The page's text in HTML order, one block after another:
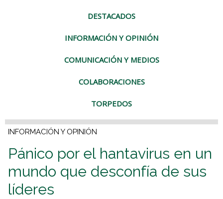
DESTACADOS
INFORMACIÓN Y OPINIÓN
COMUNICACIÓN Y MEDIOS
COLABORACIONES
TORPEDOS
INFORMACIÓN Y OPINIÓN
Pánico por el hantavirus en un
mundo que desconfía de sus
líderes